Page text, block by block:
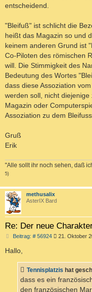
entscheidend.
"Bleifuß" ist schlicht die
heißt das Magazin so und
keinem anderen Grund ist
Co-Piloten des römischen
will. Die Stimmigkeit des
Bedeutung des Wortes
dass diese Assoziation
werden soll, nicht
Magazin oder
Assoziation zu dem
Gruß
Erik
"Alle sollt ihr noch sehen, daß
5)
methusalix
AsterIX Bard
Re: Der neue
Beitrag: # 56924B
r
a
21. Oktober
Hallo,
Tennisplatzis hat
dass es ein
den französischen